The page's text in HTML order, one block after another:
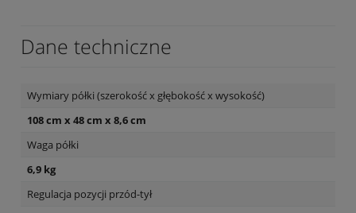
Dane techniczne
Wymiary półki (szerokość x głębokość x wysokość)
108 cm x 48 cm x 8,6 cm
Waga półki
6,9 kg
Regulacja pozycji przód-tył